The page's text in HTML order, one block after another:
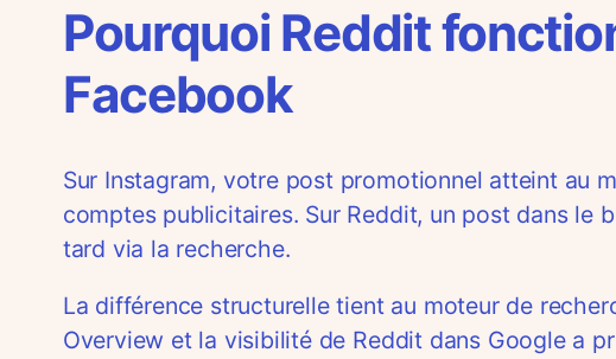
Pourquoi Reddit
Facebook
Sur Instagram, votre post promotionnel atteint au
comptes publicitaires. Sur Reddit, un post dans le
tard via la recherche.
La différence structurelle tient au moteur de
Overview et la visibilité de Reddit dans Google a